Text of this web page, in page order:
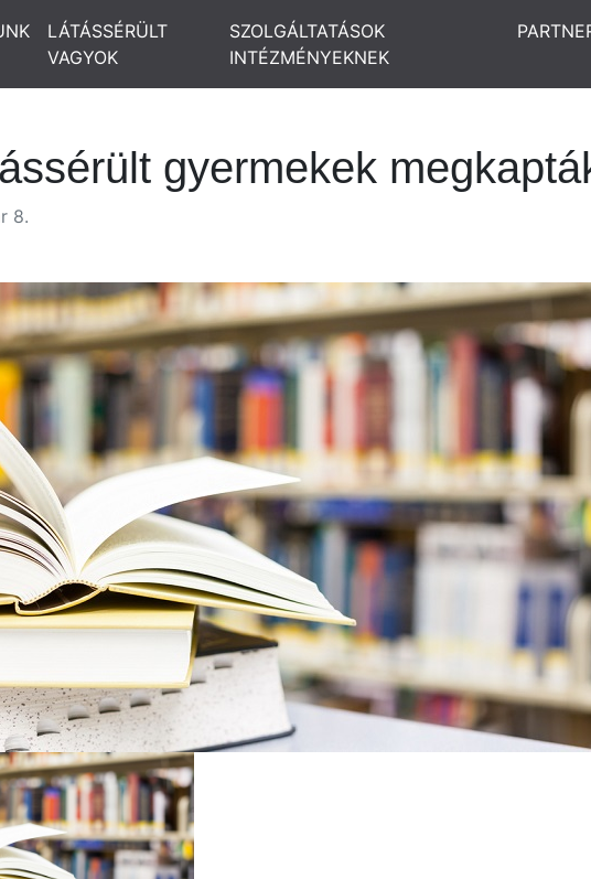
LÁTÁSSÉRÜLT
VAGYOK
SZOLGÁLTATÁSOK
INTÉZMÉNYEKNEK
gyermekek
8.